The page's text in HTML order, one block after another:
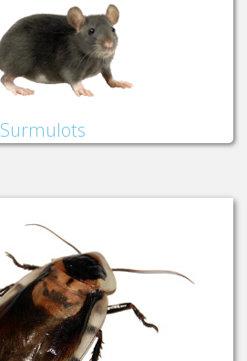
Surmulots